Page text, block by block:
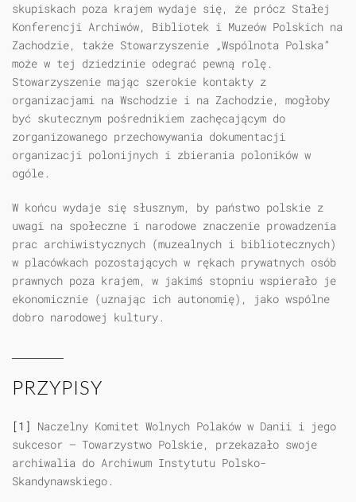
skupiskach poza krajem wydaje się, że prócz Stałej
Konferencji Archiwów, Bibliotek i Muzeów Polskich na
Zachodzie, także Stowarzyszenie „Wspólnota Polska”
może w tej dziedzinie odegrać pewną rolę.
Stowarzyszenie mając szerokie kontakty z
organizacjami na Wschodzie i na Zachodzie, mogłoby
być skutecznym pośrednikiem zachęcającym do
zorganizowanego przechowywania dokumentacji
organizacji polonijnych i zbierania poloników w
ogóle.
W końcu wydaje się słusznym, by państwo polskie z
uwagi na społeczne i narodowe znaczenie prowadzenia
prac archiwistycznych (muzealnych i bibliotecznych)
w placówkach pozostających w rękach prywatnych osób
prawnych poza krajem, w jakimś stopniu wspierało je
ekonomicznie (uznając ich autonomię), jako wspólne
dobro narodowej kultury.
PRZYPISY
[1] Naczelny Komitet Wolnych Polaków w Danii i jego
sukcesor — Towarzystwo Polskie, przekazało swoje
archiwalia do Archiwum Instytutu Polsko-
Skandynawskiego.